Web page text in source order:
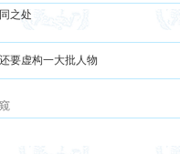
之处
要虚构一大批人物